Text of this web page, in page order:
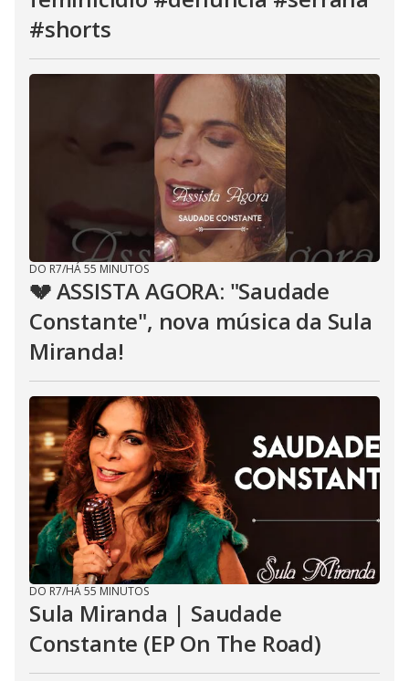
#shorts
DO R7/HÁ 55 MINUTOS
💔 ASSISTA AGORA: "Saudade
Constante", nova música da Sula
Miranda!
DO R7/HÁ 55 MINUTOS
Sula Miranda | Saudade
Constante (EP On The Road)